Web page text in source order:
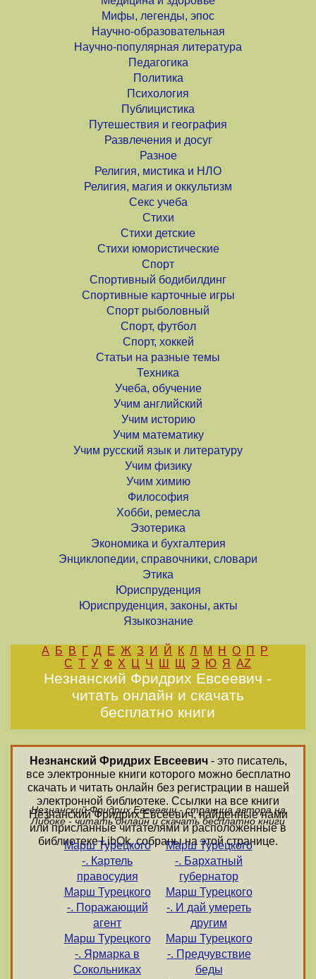
Мифы, легенды, эпос
Научно-образовательная
Научно-популярная литература
Педагогика
Политика
Психология
Публицистика
Путешествия и география
Развлечения и досуг
Разное
Религия, мистика и НЛО
Религия, магия и оккультизм
Секс учеба
Стихи
Стихи детские
Стихи юмористические
Спорт
Спортивный бодибилдинг
Спортивные карточные игры
Спорт рыболовный
Спорт, футбол
Спорт, хоккей
Статьи на разные темы
Техника
Учеба, обучение
Учим английский
Учим историю
Учим математику
Учим русский язык и литературу
Учим физику
Учим химию
Философия
Хобби, ремесла
Эзотерика
Экономика и бухгалтерия
Энциклопедии, справочники, словари
Этика
Юриспруденция
Юриспруденция, законы, акты
Языкознание
А Б В Г Д Е Ж З И Й К Л М Н О П
Р
С Т У Ф Х Ц Ч Ш Щ Э Ю Я AZ
Незнанский Фридрих Евсеевич -
читать онлайн и скачать
бесплатно книги
Незнанский Фридрих Евсеевич- это писатель,
все электронные книги которого можно бесплатно
скачать и читать онлайн без регистрации в нашей
электронной библиотеке. Ссылки на все книги
Незнанский Фридрих Евсеевич, найденные нами
или присланные читателями и расположенные в
библиотеке LibOk, собраны на этой странице.
Незнанский Фридрих Евсеевич - страница автора на
Либоке - читать онлайн и скачать бесплатно книги
Марш Турецкого
-. Картель
правосудия
Марш Турецкого
-. Поражающий
агент
Марш Турецкого
-. Ярмарка в
Сокольниках
Марш Турецкого
-. Бархатный
губернатор
Марш Турецкого
-. И дай умереть
другим
Марш Турецкого
-. Предчувствие
беды